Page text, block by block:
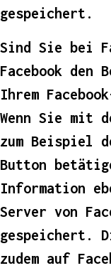
gespeichert.
Sind Sie bei
Facebook den
Ihrem
Wenn Sie mit
zum Beispiel
Button
Information
Server von
gespeichert.
zudem auf